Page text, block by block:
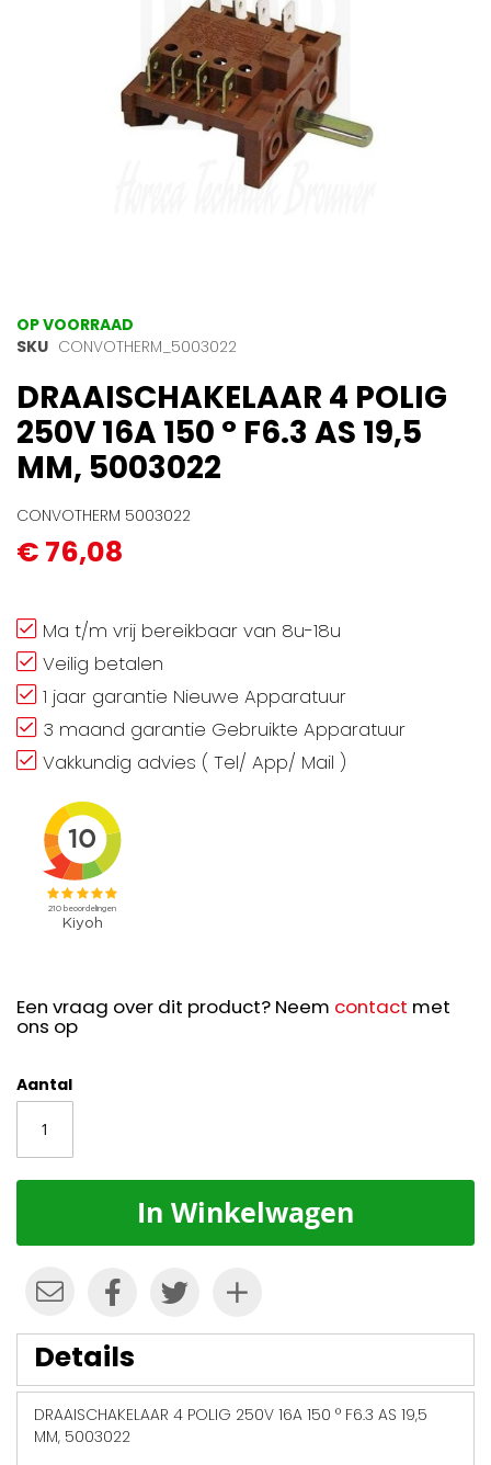
Ga
naar
begin
van
de
afbeeldingen-
gallerij
OP VOORRAAD
SKU CONVOTHERM_5003022
DRAAISCHAKELAAR 4 POLIG
250V 16A 150 ° F6.3 AS 19,5
MM, 5003022
CONVOTHERM 5003022
€ 76,08
Ma t/m vrij bereikbaar van 8u-18u
Veilig betalen
1 jaar garantie Nieuwe Apparatuur
3 maand garantie Gebruikte Apparatuur
Vakkundig advies ( Tel/ App/ Mail )
Een vraag over dit product? Neem contact met
ons op
Aantal
In Winkelwagen
Details
DRAAISCHAKELAAR 4 POLIG 250V 16A 150 ° F6.3 AS 19,5
MM, 5003022